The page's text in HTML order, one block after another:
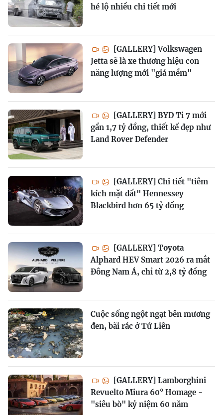
hé lộ nhiều chi tiết mới
[GALLERY] Volkswagen
Jetta sẽ là xe thương hiệu con
năng lượng mới "giá mềm"
[GALLERY] BYD Ti 7 mới
gần 1,7 tỷ đồng, thiết kế đẹp như
Land Rover Defender
[GALLERY] Chi tiết "tiêm
kích mặt đất" Hennessey
Blackbird hơn 65 tỷ đồng
[GALLERY] Toyota
Alphard HEV Smart 2026 ra mắt
Đông Nam Á, chỉ từ 2,8 tỷ đồng
Cuộc sống ngột ngạt bên mương
đen, bãi rác ở Tứ Liên
[GALLERY] Lamborghini
Revuelto Miura 60° Homage -
"siêu bò" kỷ niệm 60 năm